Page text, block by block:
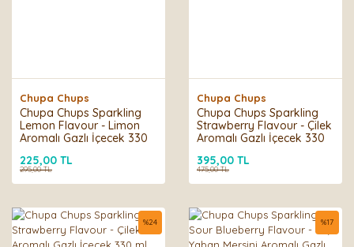
Chupa Chups
Chupa Chups Sparkling
Lemon Flavour - Limon
Aromalı Gazlı İçecek 330
225,00 TL
295,00 TL
Chupa Chups
Chupa Chups Sparkling
Strawberry Flavour - Çilek
Aromalı Gazlı İçecek 330
395,00 TL
475,00 TL
%24 %17